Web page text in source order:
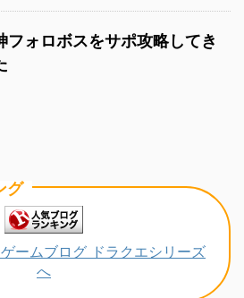
フォロボスをサポ攻略してき
グ